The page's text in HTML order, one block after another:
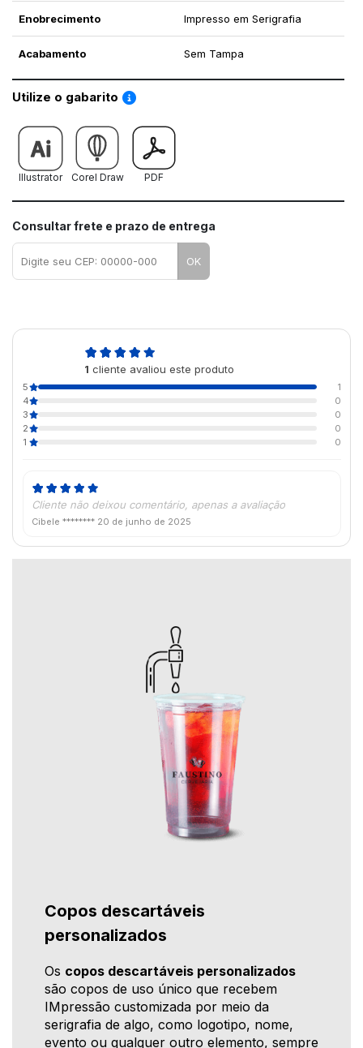
Enobrecimento Impresso em Serigrafia
Acabamento Sem Tampa
Utilize o gabarito Saiba como utilizar os nossos gabaritos
Illustrator Corel Draw PDF
Consultar frete e prazo de entrega
OK
1 cliente avaliou este produto
5
1
4
0
3
0
2
0
1
0
Cliente não deixou comentário, apenas a avaliação
Cibele ******** 20 de junho de 2025
Copos descartáveis
personalizados
Os copos descartáveis personalizados
são copos de uso único que recebem
IMpressão customizada por meio da
serigrafia de algo, como logotipo, nome,
evento ou qualquer outro elemento, sempre